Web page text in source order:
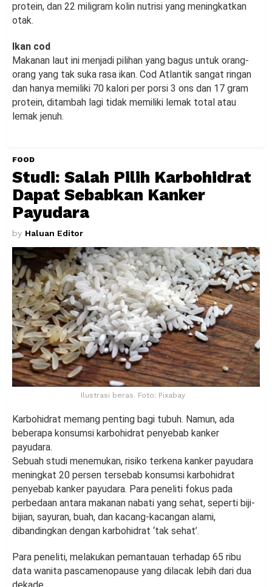
protein, dan 22 miligram kolin nutrisi yang meningkatkan
otak.
Ikan cod
Makanan laut ini menjadi pilihan yang bagus untuk orang-
orang yang tak suka rasa ikan. Cod Atlantik sangat ringan
dan hanya memiliki 70 kalori per porsi 3 ons dan 17 gram
protein, ditambah lagi tidak memiliki lemak total atau
lemak jenuh.
FOOD
Studi: Salah Pilih Karbohidrat
Dapat Sebabkan Kanker
Payudara
by Haluan Editor
Ilustrasi beras. Foto: Pixabay
Karbohidrat memang penting bagi tubuh. Namun, ada
beberapa konsumsi karbohidrat penyebab kanker
payudara.
Sebuah studi menemukan, risiko terkena kanker payudara
meningkat 20 persen tersebab konsumsi karbohidrat
penyebab kanker payudara. Para peneliti fokus pada
perbedaan antara makanan nabati yang sehat, seperti biji-
bijian, sayuran, buah, dan kacang-kacangan alami,
dibandingkan dengan karbohidrat ‘tak sehat’.
Para peneliti, melakukan pemantauan terhadap 65 ribu
data wanita pascamenopause yang dilacak lebih dari dua